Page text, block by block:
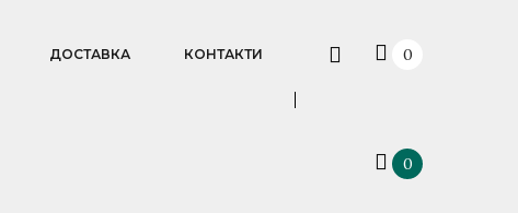
ДОСТАВКА КОНТАКТИ 0
0